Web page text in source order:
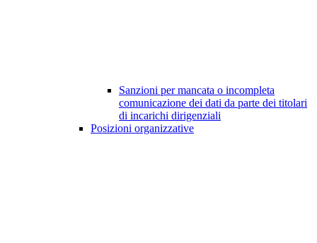
Sanzioni per mancata o incompleta
comunicazione dei dati da parte dei titolari
di incarichi dirigenziali
Posizioni organizzative